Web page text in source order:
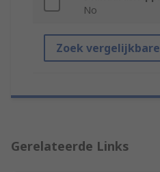
No
Zoek
Gerelateerde Links